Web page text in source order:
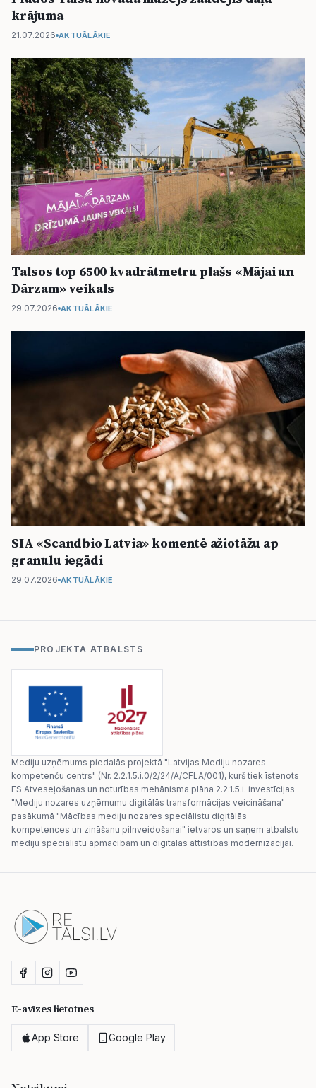
krājuma
21.07.2026 AKTUĀLĀKIE
Talsos top 6500 kvadrātmetru plašs «Mājai un
Dārzam» veikals
29.07.2026 AKTUĀLĀKIE
SIA «Scandbio Latvia» komentē ažiotāžu ap
granulu iegādi
29.07.2026 AKTUĀLĀKIE
PROJEKTA ATBALSTS
Mediju uzņēmums piedalās projektā "Latvijas Mediju nozares
kompetenču centrs" (Nr. 2.2.1.5.i.0/2/24/A/CFLA/001), kurš tiek īstenots
ES Atveseļošanas un noturības mehānisma plāna 2.2.1.5.i. investīcijas
"Mediju nozares uzņēmumu digitālās transformācijas veicināšana"
pasākumā "Mācības mediju nozares speciālistu digitālās
kompetences un zināšanu pilnveidošanai" ietvaros un saņem atbalstu
mediju speciālistu apmācībām un digitālās attīstības modernizācijai.
E-avīzes lietotnes
App Store Google Play